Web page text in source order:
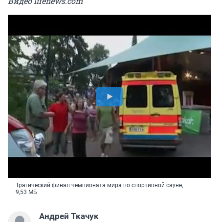
Трагический финал чемпионата мира по спортивной сауне,
9,53 МБ
Андрей Ткачук